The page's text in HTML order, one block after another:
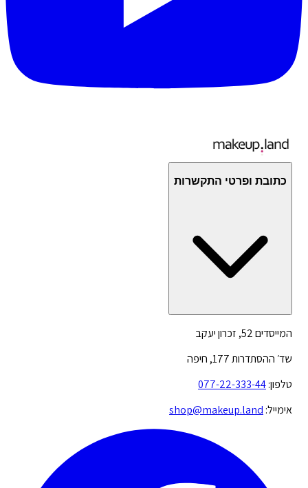
כתובת ופרטי התקשרות
המייסדים 52, זכרון יעקב
שד׳ ההסתדרות 177, חיפה
טלפון:077-22-333-44
אימייל: shop@makeup.land